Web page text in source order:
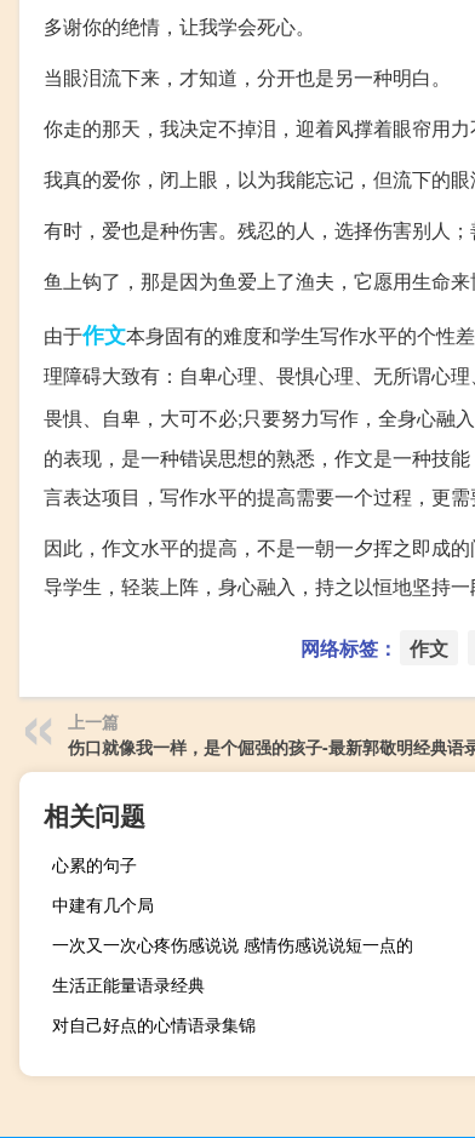
多谢你的绝情，让我学会死心。
当眼泪流下来，才知道，分开也是另一种明白。
你走的那天，我决定不掉泪，迎着风撑着眼帘用力
我真的爱你，闭上眼，以为我能忘记，但流下的眼
有时，爱也是种伤害。残忍的人，选择伤害别人；
鱼上钩了，那是因为鱼爱上了渔夫，它愿用生命来
由于作文本身固有的难度和学生写作水平的个性
理障碍大致有：自卑心理、畏惧心理、无所谓心
畏惧、自卑，大可不必;只要努力写作，全身心融
的表现，是一种错误思想的熟悉，作文是一种技
言表达项目，写作水平的提高需要一个过程，更需
因此，作文水平的提高，不是一朝一夕挥之即成
导学生，轻装上阵，身心融入，持之以恒地坚持
网络标签： 作文
上一篇
伤口就像我一样，是个倔强的孩子-最新郭敬明经典语
相关问题
心累的句子
中建有几个局
一次又一次心疼伤感说说 感情伤感说说短一点的
生活正能量语录经典
对自己好点的心情语录集锦